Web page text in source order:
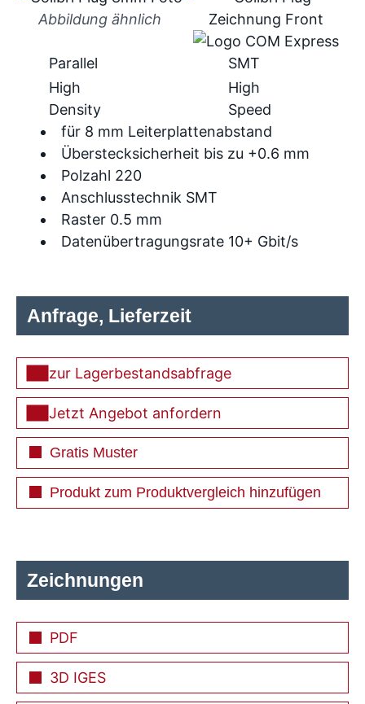
Abbildung ähnlich
für 8 mm Leiterplattenabstand
Überstecksicherheit bis zu +0.6 mm
Polzahl 220
Anschlusstechnik SMT
Raster 0.5 mm
Datenübertragungsrate 10+ Gbit/s
Parallel
SMT
High
Density
High
Speed
Zeichnungen
PDF
3D IGES
Anfrage, Lieferzeit
zur Lagerbestandsabfrage
Jetzt Angebot anfordern
Gratis Muster
Produkt zum Produktvergleich hinzufügen